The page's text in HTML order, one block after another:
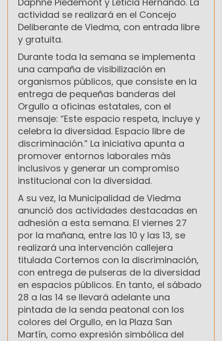
actividad se realizará en el Concejo
Deliberante de Viedma, con entrada libre
y gratuita.
Durante toda la semana se implementa
una campaña de visibilización en
organismos públicos, que consiste en la
entrega de pequeñas banderas del
Orgullo a oficinas estatales, con el
mensaje: “Este espacio respeta, incluye y
celebra la diversidad. Espacio libre de
discriminación.” La iniciativa apunta a
promover entornos laborales más
inclusivos y generar un compromiso
institucional con la diversidad.
A su vez, la Municipalidad de Viedma
anunció dos actividades destacadas en
adhesión a esta semana. El viernes 27
por la mañana, entre las 10 y las 13, se
realizará una intervención callejera
titulada Cortemos con la discriminación,
con entrega de pulseras de la diversidad
en espacios públicos. En tanto, el sábado
28 a las 14 se llevará adelante una
pintada de la senda peatonal con los
colores del Orgullo, en la Plaza San
Martín, como expresión simbólica del